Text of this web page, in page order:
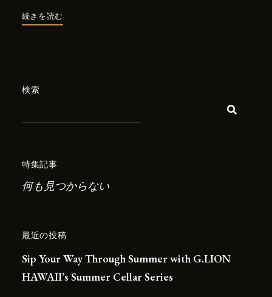
続きを読む
検索
特集記事
何も見つからない
最近の投稿
Sip Your Way Through Summer with G.LION
HAWAII’s Summer Cellar Series